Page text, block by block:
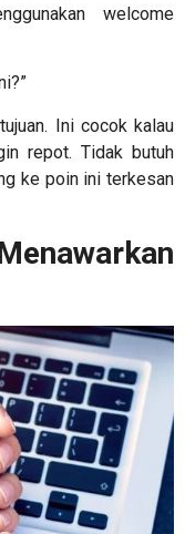
welcome
Ini cocok kalau
repot. Tidak butuh
ke poin ini terkesan